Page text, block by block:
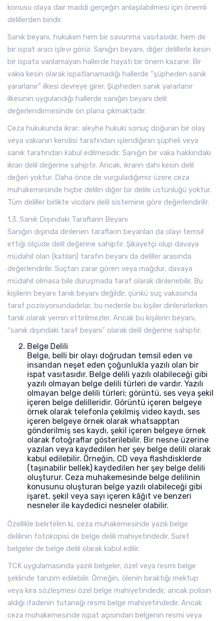
konusu olaya dair maddi gerçeğin anlaşılabilmesi için önemli
delillerden biridir.
Sanık beyanı, hukuken hem bir savunma vasıtasıdır, hem de
bir ispat aracı işlevi görür. Sanığın beyanı, diğer delillerle kesin
bir ispata varılamayan hallerde hayati bir önem kazanır. Bir
vakıa kesin olarak ispatlanamadığı hallerde “şüpheden sanık
yararlanır” ilkesi devreye girer. Şüpheden sanık yararlanır
ilkesinin uygulandığı hallerde sanığın beyanı delil
değerlendirmesinde ön plana çıkmaktadır.
Ceza hukukunda ikrar; aleyhe hukuki sonuç doğuran bir olay
veya vakıanın kendisi tarafından işlendiğinin şüpheli veya
sanık tarafından kabul edilmesidir. Sanığın bir vaka hakkındaki
ikrarı delil değerine sahiptir. Ancak, ikrarın dahi kesin delil
değeri yoktur. Daha önce de vurguladığımız üzere ceza
muhakemesinde hiçbir delilin diğer bir delile üstünlüğü yoktur.
Tüm deliller birlikte vicdani delil sistemine göre değerlendirilir.
1.3. Sanık Dışındaki Tarafların Beyanı
Sanığın dışında dinlenen tarafların beyanları da olayı temsil
ettiği ölçüde delil değerine sahiptir. Şikayetçi olup davaya
müdahil olan (katılan) tarafın beyanı da deliller arasında
değerlendirilir. Suçtan zarar gören veya mağdur, davaya
müdahil olmasa bile duruşmada taraf olarak dinlenebilir. Bu
kişilerin beyanı tanık beyanı değildir, çünkü suç vakasında
taraf pozisyonundadırlar, bu nedenle bu kişiler dinlenirlerken
tanık olarak yemin ettirilmezler. Ancak bu kişilerin beyanı,
“sanık dışındaki taraf beyanı” olarak delil değerine sahiptir.
Belge Delili
Belge, belli bir olayı doğrudan temsil eden ve
insandan neşet eden çoğunlukla yazılı olan bir
ispat vasıtasıdır. Belge delili yazılı olabileceği gibi
yazılı olmayan belge delili türleri de vardır. Yazılı
olmayan belge delili türleri; görüntü, ses veya şekil
içeren belge delilleridir. Görüntü içeren belgeye
örnek olarak telefonla çekilmiş video kaydı, ses
içeren belgeye örnek olarak whatsapptan
gönderilmiş ses kaydı, şekil içeren belgeye örnek
olarak fotoğraflar gösterilebilir. Bir nesne üzerine
yazılan veya kaydedilen her şey belge delili olarak
kabul edilebilir. Örneğin, CD veya flashdisklerde
(taşınabilir bellek) kaydedilen her şey belge delili
oluşturur. Ceza muhakemesinde belge delilinin
konusunu oluşturan belge yazılı olabileceği gibi
işaret, şekil veya sayı içeren kâğıt ve benzeri
nesneler ile kaydedici nesneler olabilir.
Özellikle belirtelim ki, ceza muhakemesinde yazılı belge
delilinin fotokopisi de belge delili mahiyetindedir. Suret
belgeler de belge delili olarak kabul edilir.
TCK uygulamasında yazılı belgeler, özel veya resmi belge
şeklinde tanzim edilebilir. Örneğin, ölenin bıraktığı mektup
veya kira sözleşmesi özel belge mahiyetindedir, ancak polisin
aldığı ifadenin tutanağı resmi belge mahiyetindedir. Ancak
ceza muhakemesinde ispat açısından belgenin resmi veya